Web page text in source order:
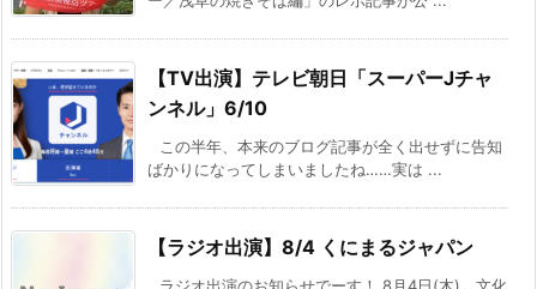
【TV出演】テレビ朝日「スーパーJチャ
ンネル」6/10
この半年、本来のブログ記事が全く出せずに告知
ばかりになってしまいましたね……実は ...
【ラジオ出演】8/4 くにまるジャパン